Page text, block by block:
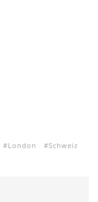
London Schweiz